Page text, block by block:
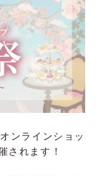
ンラインショッ
されます！